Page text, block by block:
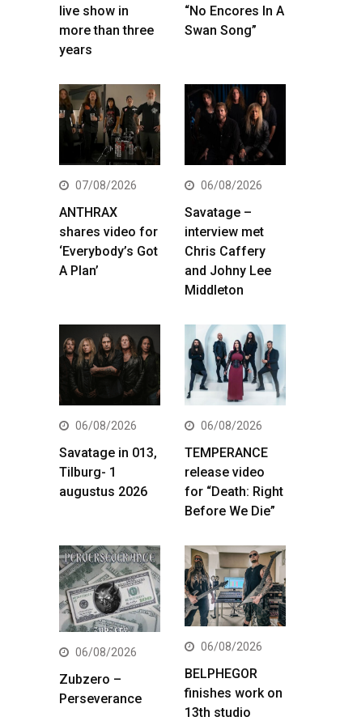
live show in
more than three
years
“No Encores In A
Swan Song”
07/08/2026
ANTHRAX
shares video for
‘Everybody’s Got
A Plan’
06/08/2026
Savatage –
interview met
Chris Caffery
and Johny Lee
Middleton
06/08/2026
Savatage in 013,
Tilburg- 1
augustus 2026
06/08/2026
TEMPERANCE
release video
for “Death: Right
Before We Die”
06/08/2026
Zubzero –
Perseverance
06/08/2026
BELPHEGOR
finishes work on
13th studio